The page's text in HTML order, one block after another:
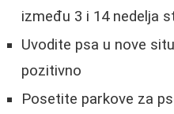
između 3 i 14 nedelja
Uvodite psa u nove
pozitivno
Posetite parkove za